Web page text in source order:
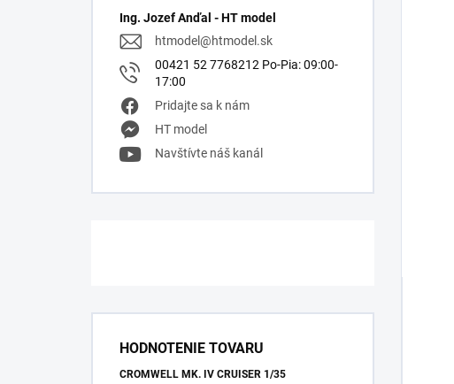
Ing. Jozef Anďal - HT model
htmodel@htmodel.sk
00421 52 7768212 Po-Pia: 09:00-
17:00
Pridajte sa k nám
HT model
Navštívte náš kanál
HODNOTENIE TOVARU
CROMWELL MK. IV CRUISER 1/35